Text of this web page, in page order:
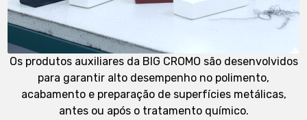
Os produtos auxiliares da BIG CROMO são desenvolvidos
para garantir alto desempenho no polimento,
acabamento e preparação de superfícies metálicas,
antes ou após o tratamento químico.